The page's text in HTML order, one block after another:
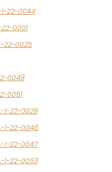
1-22-0044
22-0001
22-0025
0048
0051
1-22-0029
1-22-0046
1-22-0047
1-22-0053